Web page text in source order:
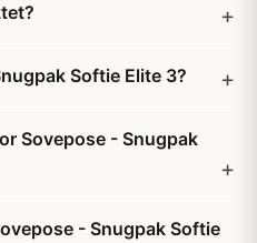
Softie Elite 3?
Sovepose - Snugpak
- Snugpak Softie